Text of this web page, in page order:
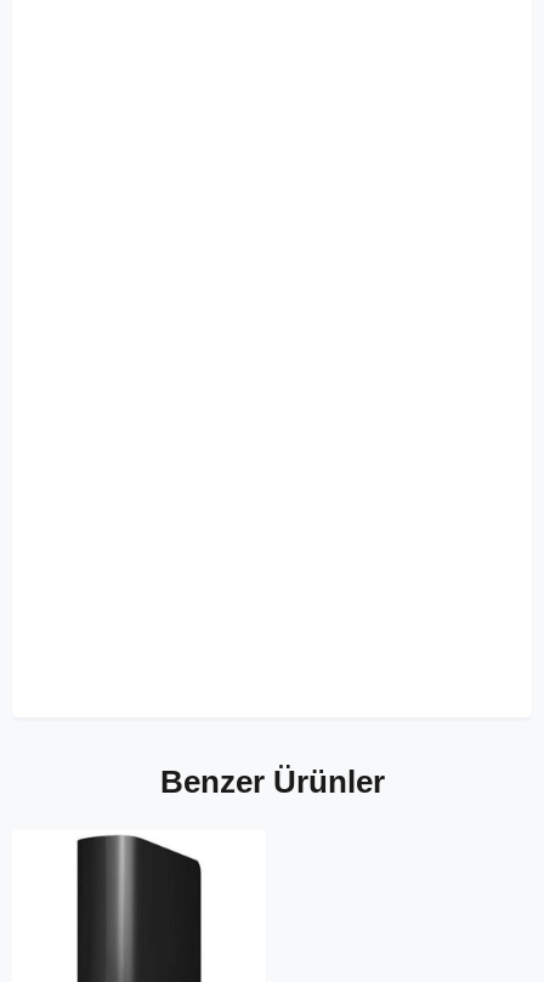
Benzer Ürünler